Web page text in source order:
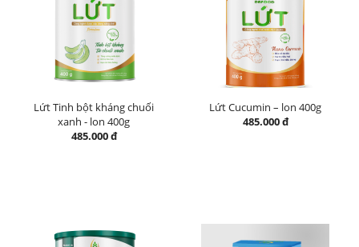
Lứt Tinh bột kháng chuối
xanh - lon 400g
485.000 đ
Lứt Cucumin – lon 400g
485.000 đ